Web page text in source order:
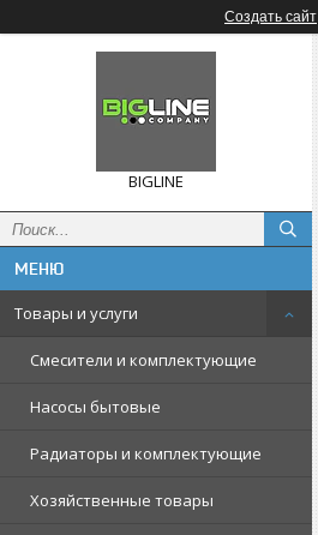
Создать сайт
BIGLINE
Товары и услуги
Смесители и комплектующие
Насосы бытовые
Радиаторы и комплектующие
Хозяйственные товары